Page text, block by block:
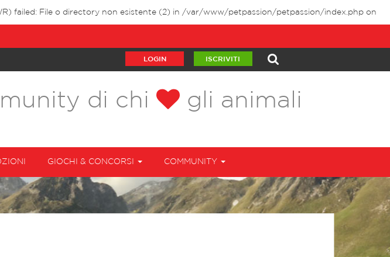
failed: File o directory non esistente (2) in /var/www/petpassion/petpassion/index.php on
LOGIN ISCRIVITI
di chi gli animali
GIOCHI & CONCORSI COMMUNITY